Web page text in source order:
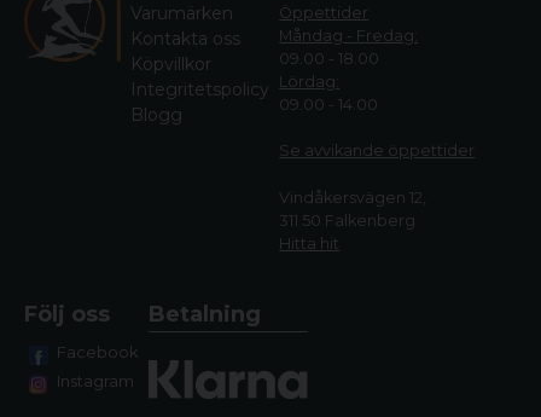
Varumärken
Kontakta oss
Köpvillkor
Integritetspolicy
Blogg
Öppettider
Måndag - Fredag:
09.00 - 18.00
Lördag:
09.00 - 14.00
Se avvikande öppettider
Vindåkersvägen 12,
311 50 Falkenberg
Hitta hit
Följ oss
Facebook
Instagram
Betalning